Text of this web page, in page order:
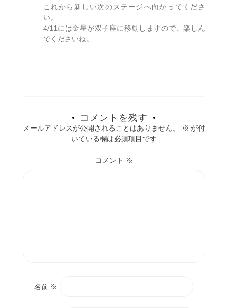
これから新しい次のステージへ向かってくださ
い。
4/11には金星が双子座に移動しますので、楽しん
でくださいね。
コメントを残す
メールアドレスが公開されることはありません。 ※ が付
いている欄は必須項目です
コメント ※
名前 ※